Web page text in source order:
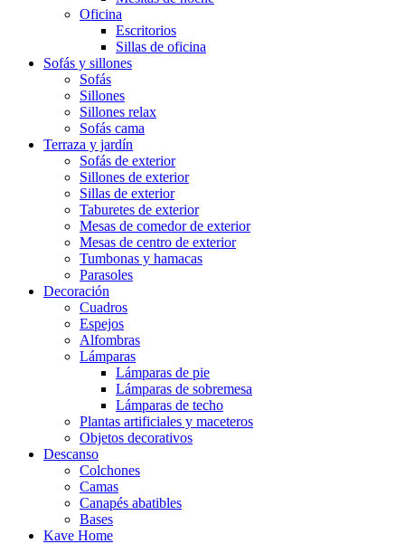
Oficina
Escritorios
Sillas de oficina
Sofás y sillones
Sofás
Sillones
Sillones relax
Sofás cama
Terraza y jardín
Sofás de exterior
Sillones de exterior
Sillas de exterior
Taburetes de exterior
Mesas de comedor de exterior
Mesas de centro de exterior
Tumbonas y hamacas
Parasoles
Decoración
Cuadros
Espejos
Alfombras
Lámparas
Lámparas de pie
Lámparas de sobremesa
Lámparas de techo
Plantas artificiales y maceteros
Objetos decorativos
Descanso
Colchones
Camas
Canapés abatibles
Bases
Kave Home